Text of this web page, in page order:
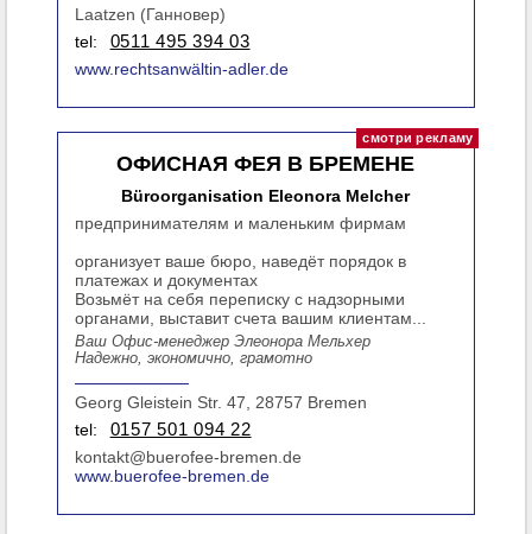
Laatzen (Ганновер)
tel:
0511 495 394 03
www.rechtsanwältin-adler.de
ОФИСНАЯ ФЕЯ В БРЕМЕНЕ
Büroorganisation Eleonora Melcher
предпринимателям и маленьким фирмам
организует ваше бюро, наведёт порядок в
платежах и документах
Возьмёт на себя переписку с надзорными
органами, выставит счета вашим клиентам...
Ваш Офис-менеджер Элеонора Мельхер
Надежно, экономично, грамотно
Georg Gleistein Str. 47, 28757 Bremen
tel:
0157 501 094 22
kontakt@buerofee-bremen.de
www.buerofee-bremen.de